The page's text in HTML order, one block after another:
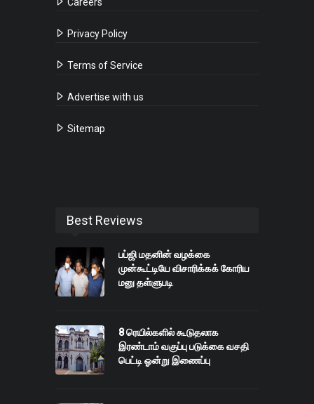
Privacy Policy
Terms of Service
Advertise with us
Sitemap
Best Reviews
பப்ஜி மதனின் வழக்கை
முன்கூட்டியே விசாரிக்கக் கோரிய
மனு தள்ளுபடி
8 ரெயில்களில் கூடுதலாக
இரண்டாம் வகுப்பு படுக்கை வசதி
பெட்டி ஓன்று இணைப்பு